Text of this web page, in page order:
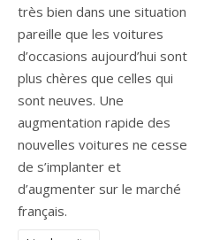
très bien dans une situation
pareille que les voitures
d’occasions aujourd’hui sont
plus chères que celles qui
sont neuves. Une
augmentation rapide des
nouvelles voitures ne cesse
de s’implanter et
d’augmenter sur le marché
français.